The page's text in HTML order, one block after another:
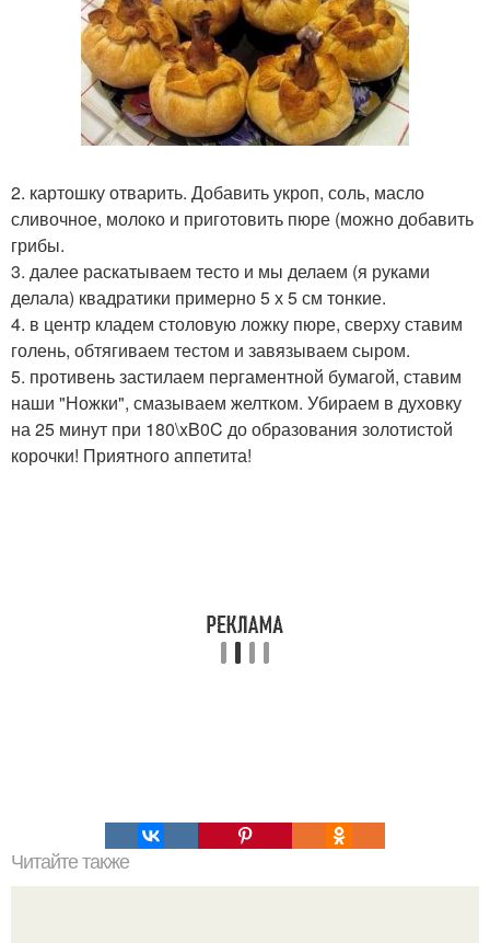
2. картошку отварить. Добавить укроп, соль, масло
сливочное, молоко и приготовить пюре (можно добавить
грибы.
3. далее раскатываем тесто и мы делаем (я руками
делала) квадратики примерно 5 х 5 см тонкие.
4. в центр кладем столовую ложку пюре, сверху ставим
голень, обтягиваем тестом и завязываем сыром.
5. противень застилаем пергаментной бумагой, ставим
наши "Ножки", смазываем желтком. Убираем в духовку
на 25 минут при 180\xB0C до образования золотистой
корочки! Приятного аппетита!
Читайте также